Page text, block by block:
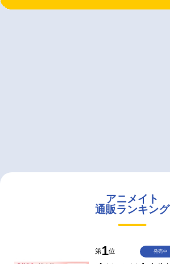
アニメイト
通販ランキング
第1位 発売中